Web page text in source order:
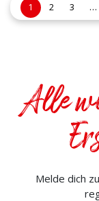
1 2 3 …
Alle
Melde dich